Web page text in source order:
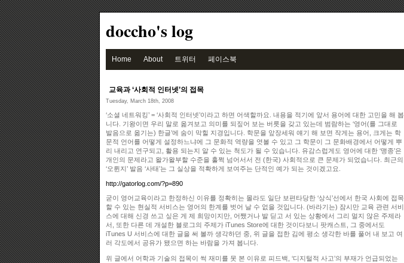
doccho's log
Home About 트위터 페이스북
교육과 ‘사회적 인터넷’의 접목
Tuesday, March 18th, 2008
‘소셜 네트워킹’ = ‘사회적 인터넷’이라고 하면 어색할까요. 내용을 적기에 앞서 용어에 대한 고민을 해 봅
니다. 기왕이면 우리 말로 옮겨보고 의미를 되짚어 보는 버릇을 갖고 있는데 범람하는 ‘영어(를 그대로
발음으로 옮기는) 한글’에 숨이 막힐 지경입니다. 학문을 앞장세워 얘기 해 보면 작게는 용어, 크게는 학
문적 언어를 어떻게 설정하느냐에 그 문화적 역량을 엿볼 수 있고 그 학문이 그 문화배경에서 어떻게 뿌
리 내리고 연구되고, 활용 되는지 알 수 있는 척도가 될 수 있습니다. 유감스럽게도 영어에 대한 ‘맹종’은
개인의 문제라고 왈가왈부할 수준을 훌쩍 넘어서서 전 (한국) 사회적으로 큰 문제가 되었습니다. 최근의
‘오륀지’ 발음 ‘사태’는 그 실상을 적확하게 보여주는 단적인 예가 되는 것이겠고요.
http://gatorlog.com/?p=890
굳이 영어교육이라고 한정하신 이유를 정확히는 몰라도 일단 보편타당한 ‘상식’선에서 한국 사회에 접목
할 수 있는 현실적 서비스는 영어의 한계를 벗어 날 수 없을 것입니다. (바라기는) 잠시만 교육 관련 서비
스에 대해 신경 쓰고 싶은 게 제 희망이지만, 어쨌거나 발 딛고 서 있는 상황에서 그리 멀지 않은 주제라
서, 또한 다른 데 개설한 블로그의 주제가 iTunes Store에 대한 것이다보니 팟캐스트, 그 중에서도
iTunes U 서비스에 대한 글을 써 볼까 생각하던 중, 위 글을 접한 김에 평소 생각한 바를 풀어 내 보고 여
러 각도에서 공유가 됐으면 하는 바람을 가져 봅니다.
위 글에서 어학과 기술의 접목이 썩 재미를 못 본 이유로 피드백, ‘디지털적 사고’의 부재가 언급되었는